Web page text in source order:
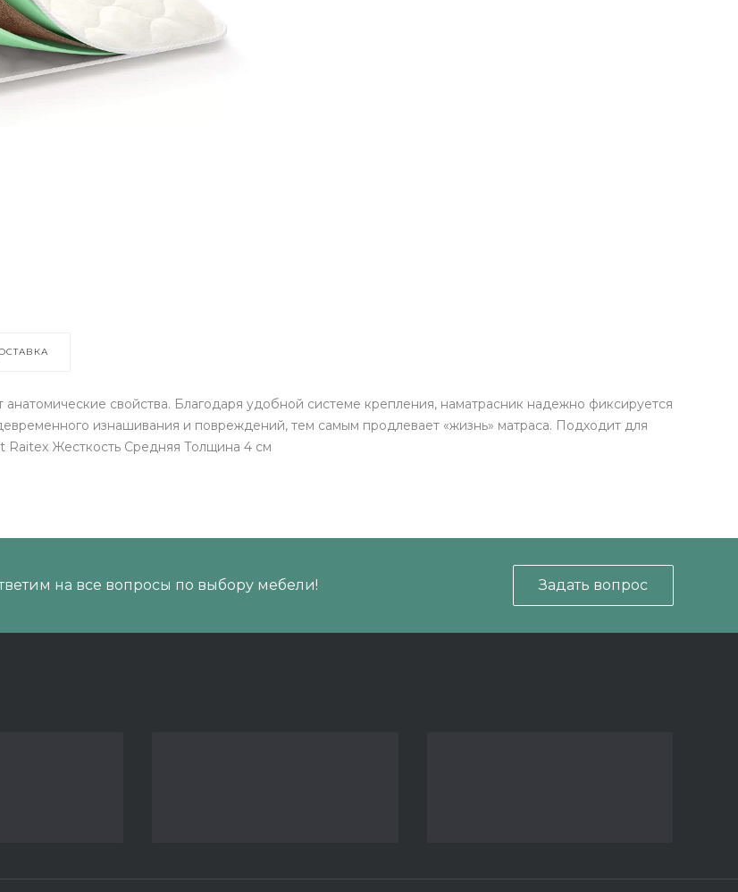
свойства. Благодаря удобной системе крепления, наматрасник надежно фиксируется
изнашивания и повреждений, тем самым продлевает «жизнь» матраса. Подходит для
Raitex Жесткость Средняя Толщина 4 см
на все вопросы по выбору мебели! Задать вопрос